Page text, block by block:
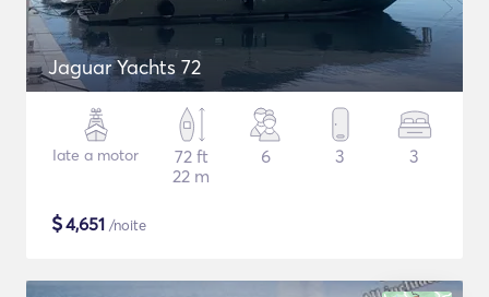
Jaguar Yachts 72
Iate a motor
72 ft
22 m
6 3 3
$4,651 /noite